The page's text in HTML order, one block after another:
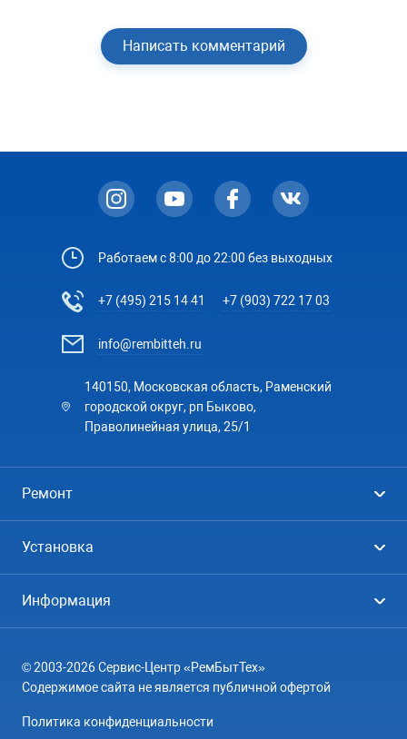
Написать комментарий
Работаем с 8:00 до 22:00 без выходных
+7 (495) 215 14 41 +7 (903) 722 17 03
info@rembitteh.ru
140150, Московская область, Раменский
городской округ, рп Быково,
Праволинейная улица, 25/1
Ремонт
Посудомоечные машины
Кондиционеры
Варочные панели
Установка
Кондиционеры
Информация
География
© 2003-2026 Сервис-Центр «РемБытТех»
Содержимое сайта не является публичной офертой
Политика конфиденциальности